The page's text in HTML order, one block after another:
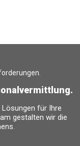
Lösungen für Ihre
gestalten wir die